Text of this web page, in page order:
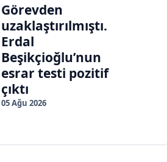
Görevden
uzaklaştırılmıştı.
Erdal
Beşikçioğlu’nun
esrar testi pozitif
çıktı
05 Ağu 2026